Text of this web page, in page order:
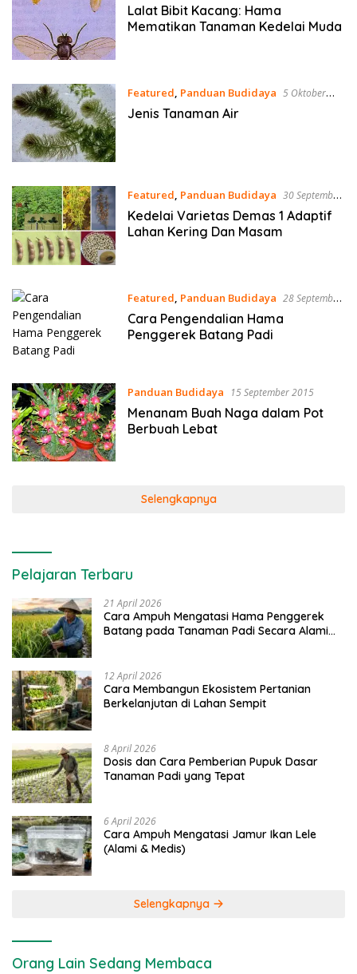
2015
Lalat Bibit Kacang: Hama
Mematikan Tanaman Kedelai Muda
Featured, Panduan Budidaya 5 Oktober
2015
Jenis Tanaman Air
Featured, Panduan Budidaya 30 September
2015
Kedelai Varietas Demas 1 Adaptif
Lahan Kering Dan Masam
Featured, Panduan Budidaya 28 September
2015
Cara Pengendalian Hama
Penggerek Batang Padi
Panduan Budidaya 15 September 2015
Menanam Buah Naga dalam Pot
Berbuah Lebat
Selengkapnya
Pelajaran Terbaru
21 April 2026
Cara Ampuh Mengatasi Hama Penggerek
Batang pada Tanaman Padi Secara Alami
12 April 2026
Cara Membangun Ekosistem Pertanian
Berkelanjutan di Lahan Sempit
8 April 2026
Dosis dan Cara Pemberian Pupuk Dasar
Tanaman Padi yang Tepat
6 April 2026
Cara Ampuh Mengatasi Jamur Ikan Lele
(Alami & Medis)
Selengkapnya
Orang Lain Sedang Membaca